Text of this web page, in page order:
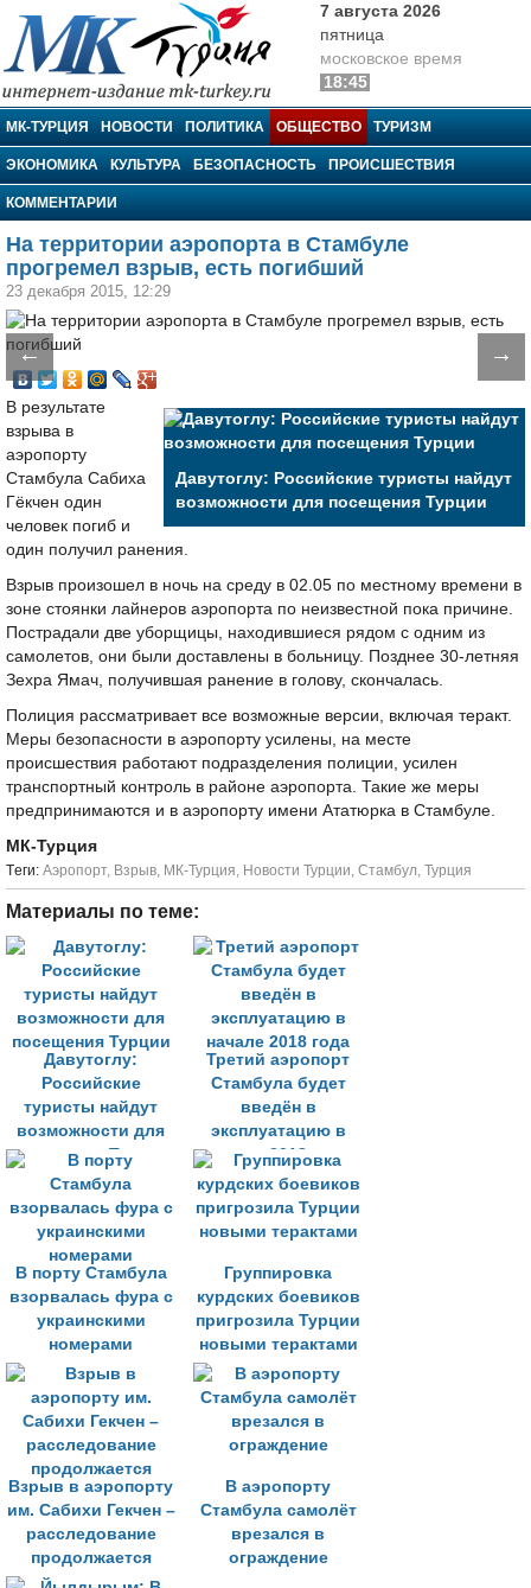
МК-Турция
7 августа 2026
пятница
московское время
18:45
МК-ТУРЦИЯ НОВОСТИ ПОЛИТИКА ОБЩЕСТВО ТУРИЗМ
ЭКОНОМИКА КУЛЬТУРА БЕЗОПАСНОСТЬ ПРОИСШЕСТВИЯ
КОММЕНТАРИИ
На территории аэропорта в Стамбуле
прогремел взрыв, есть погибший
23 декабря 2015, 12:29
← →
Давутоглу: Российские туристы найдут
возможности для посещения Турции
В результате
взрыва в
аэропорту
Стамбула Сабиха
Гёкчен один
человек погиб и
один получил ранения.
Взрыв произошел в ночь на среду в 02.05 по местному времени в
зоне стоянки лайнеров аэропорта по неизвестной пока причине.
Пострадали две уборщицы, находившиеся рядом с одним из
самолетов, они были доставлены в больницу. Позднее 30-летняя
Зехра Ямач, получившая ранение в голову, скончалась.
Полиция рассматривает все возможные версии, включая теракт.
Меры безопасности в аэропорту усилены, на месте
происшествия работают подразделения полиции, усилен
транспортный контроль в районе аэропорта. Такие же меры
предпринимаются и в аэропорту имени Ататюрка в Стамбуле.
МК-Турция
Tеги: Аэропорт, Взрыв, МК-Турция, Новости Турции, Стамбул, Турция
Материалы по теме:
Давутоглу:
Российские
туристы найдут
возможности для
посещения Турции
Третий аэропорт
Стамбула будет
введён в
эксплуатацию в
начале 2018 года
В порту Стамбула
взорвалась фура с
украинскими
номерами
Группировка
курдских боевиков
пригрозила Турции
новыми терактами
Взрыв в аэропорту
им. Сабихи Гекчен –
расследование
продолжается
В аэропорту
Стамбула самолёт
врезался в
ограждение